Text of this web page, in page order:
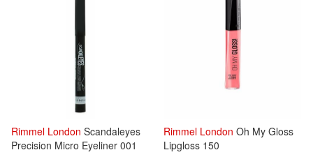
Rimmel London Scandaleyes
Precision Micro Eyeliner 001
Rimmel London Oh My Gloss
Lipgloss 150